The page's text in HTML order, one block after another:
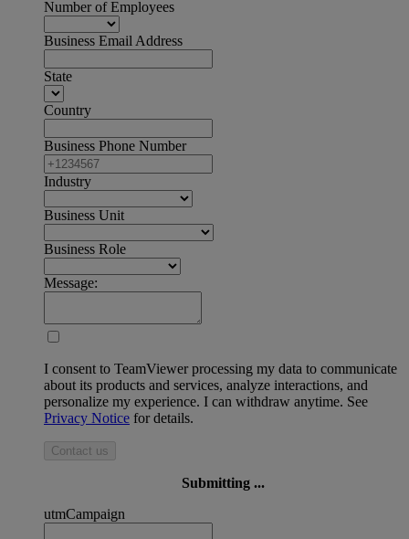
Number of Employees
Business Email Address
State
Country
Business Phone Number
Industry
Business Unit
Business Role
Message:
I consent to TeamViewer processing my data to communicate
about its products and services, analyze interactions, and
personalize my experience. I can withdraw anytime. See
Privacy Notice for details.
Contact us
Submitting ...
utmCampaign